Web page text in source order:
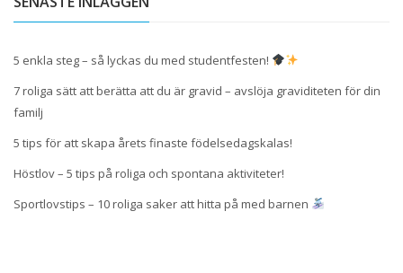
5 enkla steg – så lyckas du med studentfesten!
7 roliga sätt att berätta att du är gravid – avslöja graviditeten för din
familj
5 tips för att skapa årets finaste födelsedagskalas!
Höstlov – 5 tips på roliga och spontana aktiviteter!
Sportlovstips – 10 roliga saker att hitta på med barnen